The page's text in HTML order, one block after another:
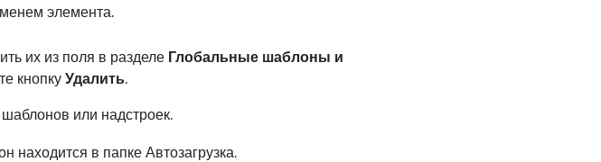
элемента.
их из поля в разделе Глобальные шаблоны и
кнопкуУдалить.
или надстроек.
в папке Автозагрузка.